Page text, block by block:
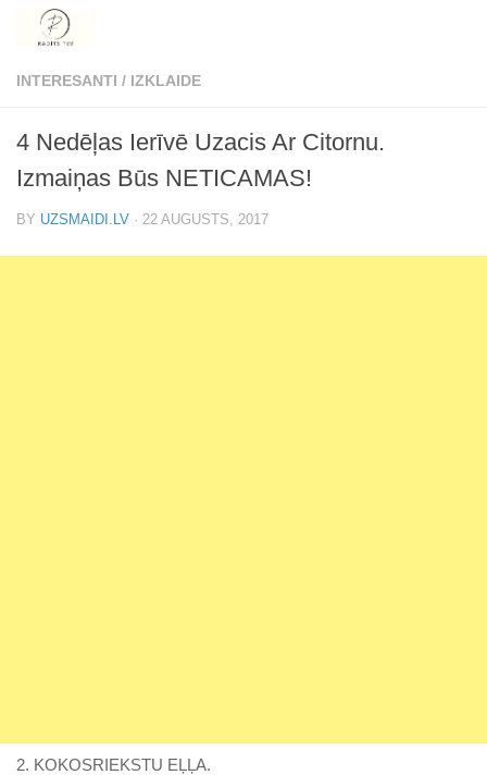
Skip to content
INTERESANTI / IZKLAIDE
4 Nedēļas Ierīvē Uzacis Ar Citornu.
Izmaiņas Būs NETICAMAS!
BY UZSMAIDI.LV · 22 AUGUSTS, 2017
2. KOKOSRIEKSTU EĻĻA.